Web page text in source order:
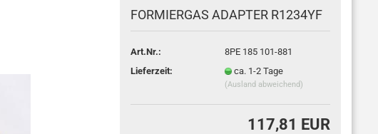
FOR­MIER­GAS AD­AP­TER R1234YF
Art.Nr.:
8PE 185 101-881
Lieferzeit:
ca. 1-2 Tage
(Ausland abweichend)
117,81 EUR